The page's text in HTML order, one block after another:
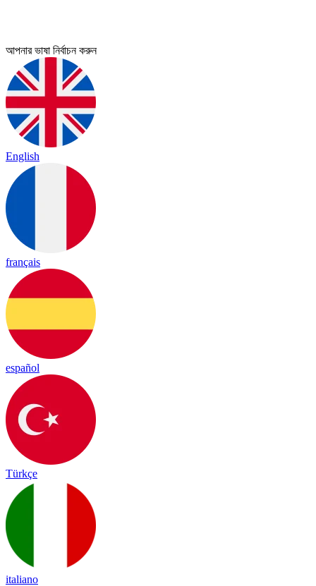
আপনার ভাষা নির্বাচন করুন
English
français
español
Türkçe
italiano